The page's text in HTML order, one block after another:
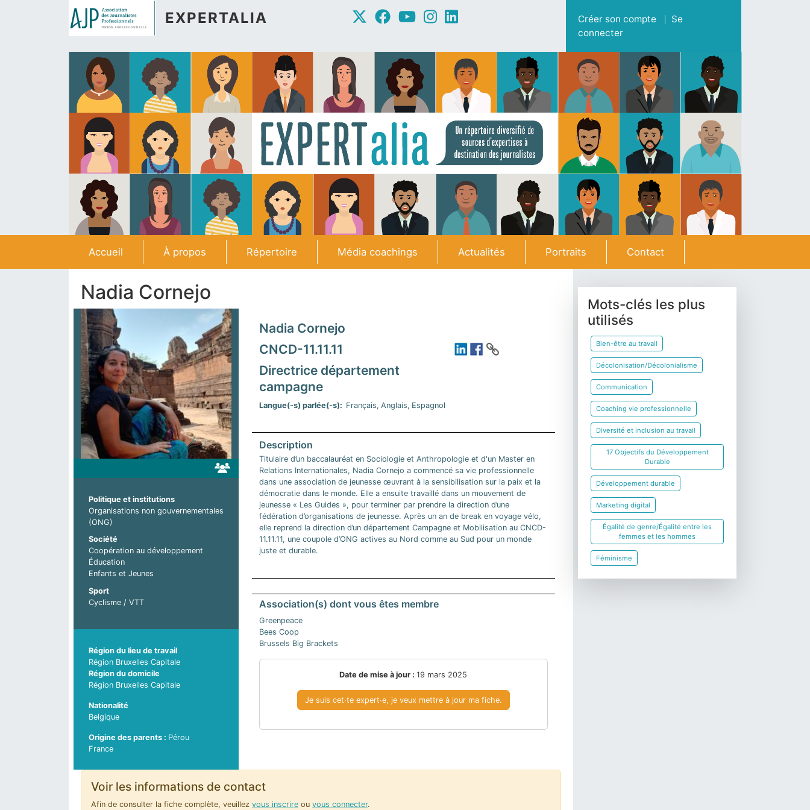
EXPERTALIA Menu du compte de l'utilisateur
Créer son compte
Se
connecter
Navigation principale
Accueil À propos Répertoire Média coachings Actualités Portraits Contact
Nadia Cornejo
Politique et institutions
Organisations non gouvernementales
(ONG)
Société
Coopération au développement
Éducation
Enfants et Jeunes
Sport
Cyclisme / VTT
Région du lieu de travail
Région Bruxelles Capitale
Région du domicile
Région Bruxelles Capitale
Nationalité
Belgique
Pérou
Pays d'origine du parent 2
France
Nadia Cornejo
CNCD-11.11.11
Directrice département
campagne
Langue(-s) parlée(-s) Français Anglais Espagnol
Titulaire d’un baccalauréat en Sociologie et Anthropologie et d'un Master en
Relations Internationales, Nadia Cornejo a commencé sa vie professionnelle
dans une association de jeunesse œuvrant à la sensibilisation sur la paix et la
démocratie dans le monde. Elle a ensuite travaillé dans un mouvement de
jeunesse « Les Guides », pour terminer par prendre la direction d’une
fédération d’organisations de jeunesse. Après un an de break en voyage vélo,
elle reprend la direction d’un département Campagne et Mobilisation au CNCD-
11.11.11, une coupole d’ONG actives au Nord comme au Sud pour un monde
juste et durable.
Association(s) dont vous êtes membre
Greenpeace
Bees Coop
Brussels Big Brackets
Date de mise à jour :19 mars 2025
Je suis cet∙te expert∙e, je veux mettre à jour ma fiche.
Voir les informations de contact
Afin de consulter la fiche complète, veuillez vous inscrire ou vous connecter.
Mots-clés les plus
utilisés
Bien-être au travail
Décolonisation/Décolonialisme
Communication
Coaching vie professionnelle
Diversité et inclusion au travail
17 Objectifs du Développement
Durable
Développement durable
Marketing digital
Égalité de genre/Égalité entre les
femmes et les hommes
Féminisme